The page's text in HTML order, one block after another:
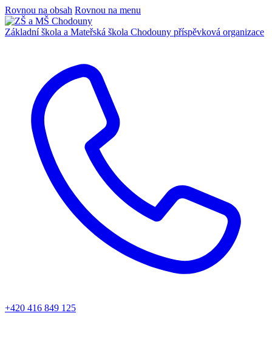
Rovnou na obsah Rovnou na menu
Základní škola a Mateřská škola Chodouny příspěvková organizace
+420 416 849 125